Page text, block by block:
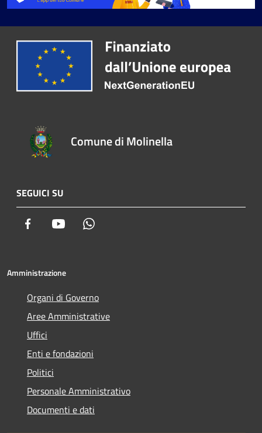
Comune di Molinella
SEGUICI SU
Facebook Youtube
Amministrazione
Organi di Governo
Aree Amministrative
Uffici
Enti e fondazioni
Politici
Personale Amministrativo
Documenti e dati